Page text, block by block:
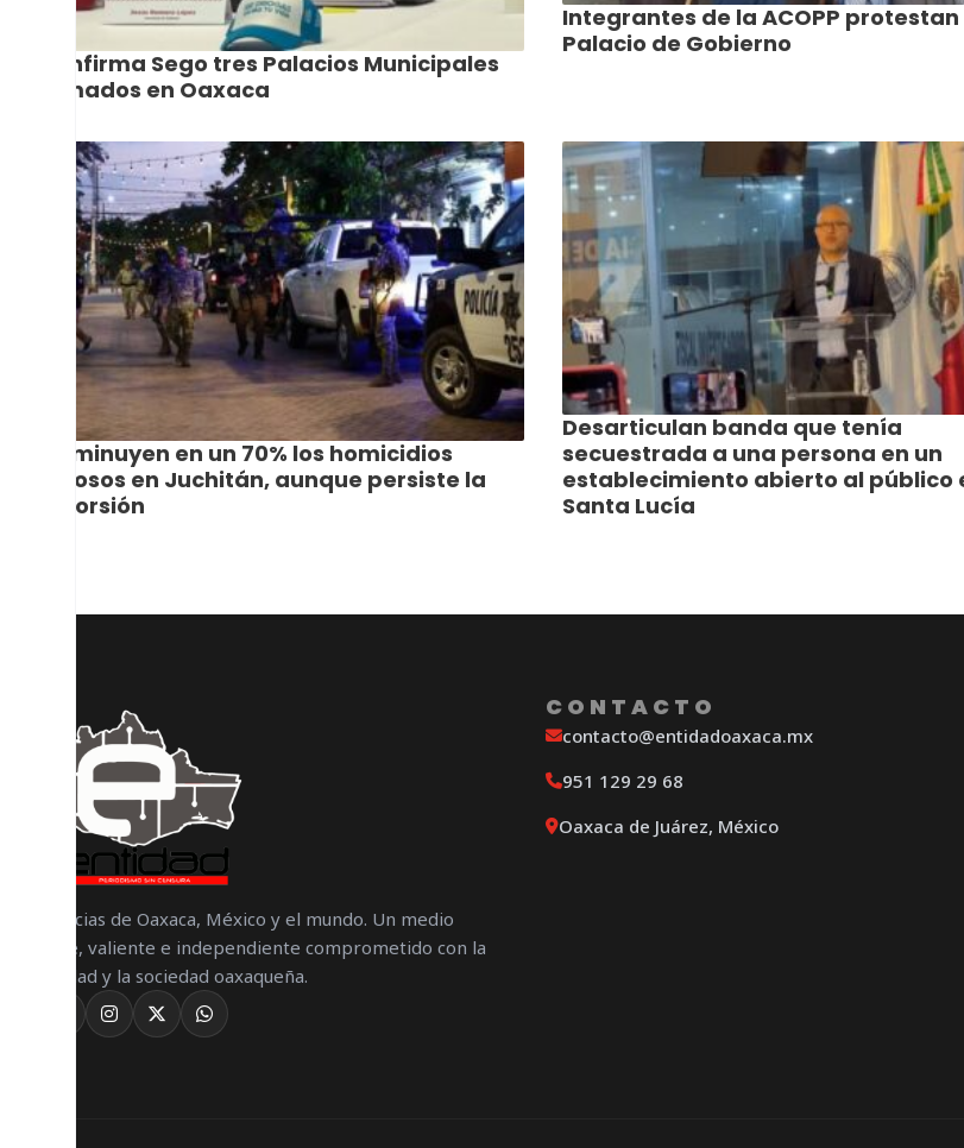
Confirma Sego tres Palacios Municipales
tomados en Oaxaca
Integrantes de la ACOPP protestan
Palacio de Gobierno
Disminuyen en un 70% los homicidios
dolosos en Juchitán, aunque persiste la
extorsión
Desarticulan banda que tenía
secuestrada a una persona en un
establecimiento abierto al público
Santa Lucía
Noticias de Oaxaca, México y el mundo. Un medio
libre, valiente e independiente comprometido con la
verdad y la sociedad oaxaqueña.
CONTACTO
contacto@entidadoaxaca.mx
951 129 29 68
Oaxaca de Juárez, México